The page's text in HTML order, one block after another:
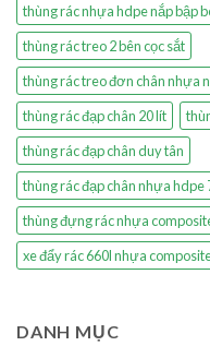
thùng rác nhựa hdpe nắp bập
thùng rác treo 2 bên cọc sắt
thùng rác treo đơn chân nhựa
thùng rác đạp chân 20 lít
thùng rác đạp chân duy tân
thùng rác đạp chân nhựa hdpe
thùng đựng rác nhựa
xe đẩy rác 660l nhựa
DANH MỤC